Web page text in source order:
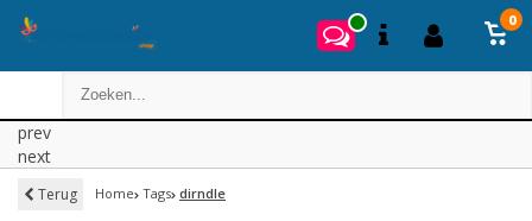
0
prev
next
Terug Home Tags dirndle